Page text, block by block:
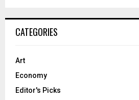
CATEGORIES
Art
Economy
Editor's Picks